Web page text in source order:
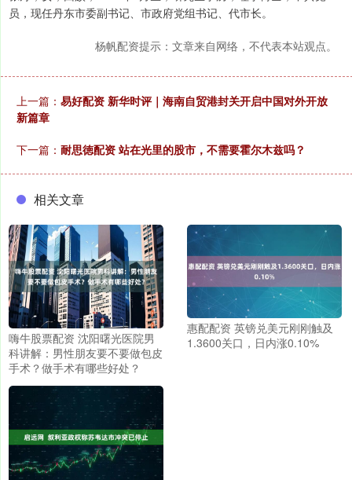
员，现任丹东市委副书记、市政府党组书记、代市长。
杨帆配资提示：文章来自网络，不代表本站观点。
上一篇： 易好配资 新华时评｜海南自贸港封关开启中国对外开放
新篇章
下一篇： 耐思徳配资 站在光里的股市，不需要霍尔木兹吗？
相关文章
嗨牛股票配资 沈阳曙光医院男
科讲解：男性朋友要不要做包皮
手术？做手术有哪些好处？
惠配配资 英镑兑美元刚刚触及
1.3600关口，日内涨0.10%